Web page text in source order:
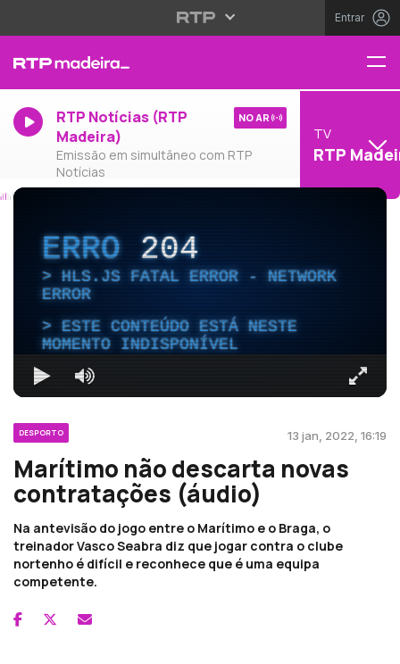
Entrar
RTP Notícias (RTP
Madeira)
Emissão em simultâneo com RTP
Notícias
NO AR
TV
RTP
ERRO204
HLS.JS FATAL ERROR - NETWORK
ERROR
ESTE CONTEÚDO ESTÁ NESTE
MOMENTO INDISPONÍVEL
DESPORTO 13 jan, 2022, 16:19
Marítimo não descarta novas
contratações (áudio)
Na antevisão do jogo entre o Marítimo e o Braga, o
treinador Vasco Seabra diz que jogar contra o clube
nortenho é difícil e reconhece que é uma equipa
competente.